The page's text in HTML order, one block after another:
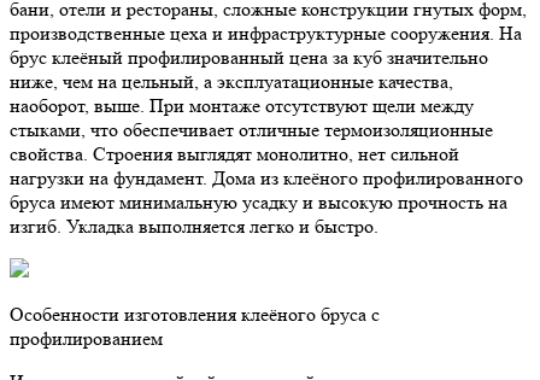
бани, отели и рестораны, сложные конструкции гнутых форм,
производственные цеха и инфраструктурные сооружения. На
брус клеёный профилированный цена за куб значительно
ниже, чем на цельный, а эксплуатационные качества,
наоборот, выше. При монтаже отсутствуют щели между
стыками, что обеспечивает отличные термоизоляционные
свойства. Строения выглядят монолитно, нет сильной
нагрузки на фундамент. Дома из клеёного профилированного
бруса имеют минимальную усадку и высокую прочность на
изгиб. Укладка выполняется легко и быстро.
Особенности изготовления клеёного бруса с
профилированием